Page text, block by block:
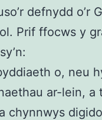
defnydd o’r
Prif ffocws y
o, neu
ar-lein,
chynnwys